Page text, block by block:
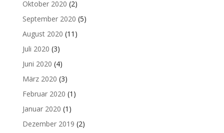
Oktober 2020 (2)
September 2020 (5)
August 2020 (11)
Juli 2020 (3)
Juni 2020 (4)
März 2020 (3)
Februar 2020 (1)
Januar 2020 (1)
Dezember 2019 (2)